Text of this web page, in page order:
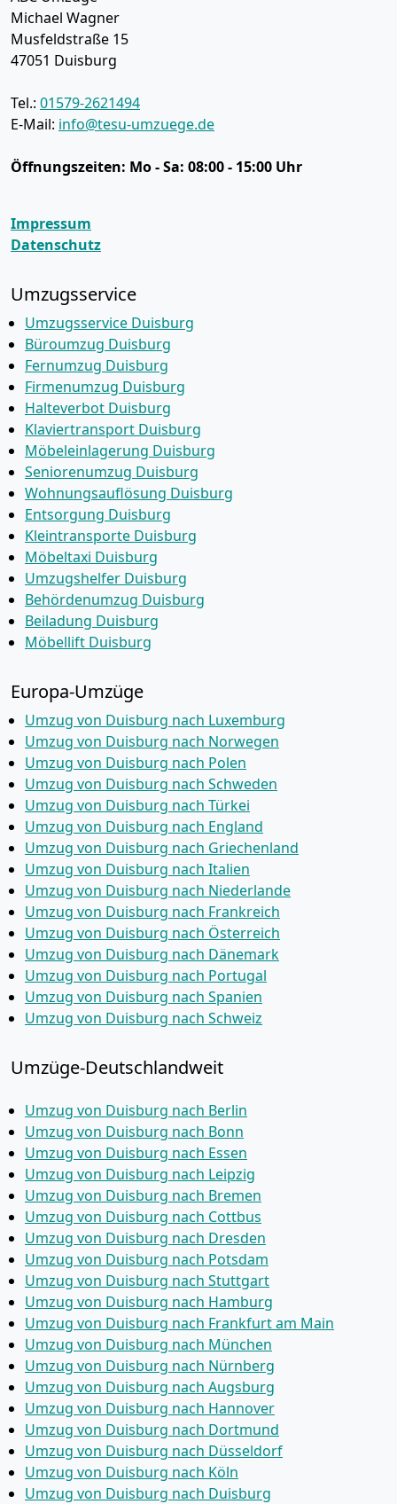
Michael Wagner
Musfeldstraße 15
47051 Duisburg
Tel.: 01579-2621494
E-Mail: info@tesu-umzuege.de
Öffnungszeiten: Mo - Sa: 08:00 - 15:00 Uhr
Impressum
Datenschutz
Umzugsservice
Umzugsservice Duisburg
Büroumzug Duisburg
Fernumzug Duisburg
Firmenumzug Duisburg
Halteverbot Duisburg
Klaviertransport Duisburg
Möbeleinlagerung Duisburg
Seniorenumzug Duisburg
Wohnungsauflösung Duisburg
Entsorgung Duisburg
Kleintransporte Duisburg
Möbeltaxi Duisburg
Umzugshelfer Duisburg
Behördenumzug Duisburg
Beiladung Duisburg
Möbellift Duisburg
Europa-Umzüge
Umzug von Duisburg nach Luxemburg
Umzug von Duisburg nach Norwegen
Umzug von Duisburg nach Polen
Umzug von Duisburg nach Schweden
Umzug von Duisburg nach Türkei
Umzug von Duisburg nach England
Umzug von Duisburg nach Griechenland
Umzug von Duisburg nach Italien
Umzug von Duisburg nach Niederlande
Umzug von Duisburg nach Frankreich
Umzug von Duisburg nach Österreich
Umzug von Duisburg nach Dänemark
Umzug von Duisburg nach Portugal
Umzug von Duisburg nach Spanien
Umzug von Duisburg nach Schweiz
Umzüge-Deutschlandweit
Umzug von Duisburg nach Berlin
Umzug von Duisburg nach Bonn
Umzug von Duisburg nach Essen
Umzug von Duisburg nach Leipzig
Umzug von Duisburg nach Bremen
Umzug von Duisburg nach Cottbus
Umzug von Duisburg nach Dresden
Umzug von Duisburg nach Potsdam
Umzug von Duisburg nach Stuttgart
Umzug von Duisburg nach Hamburg
Umzug von Duisburg nach Frankfurt am Main
Umzug von Duisburg nach München
Umzug von Duisburg nach Nürnberg
Umzug von Duisburg nach Augsburg
Umzug von Duisburg nach Hannover
Umzug von Duisburg nach Dortmund
Umzug von Duisburg nach Düsseldorf
Umzug von Duisburg nach Köln
Umzug von Duisburg nach Duisburg